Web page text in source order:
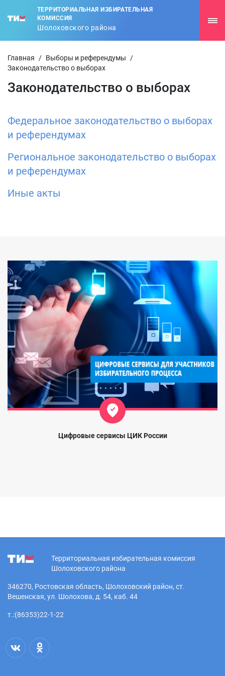
ТЕРРИТОРИАЛЬНАЯ ИЗБИРАТЕЛЬНАЯ
КОМИССИЯ
Шолоховского района
Главная / Выборы и референдумы
/
Законодательство о выборах
Законодательство о выборах
Федеральное законодательство о выборах
и референдумах
Региональное законодательство о выборах
и референдумах
Иные акты
Цифровые сервисы ЦИК России
Территориальная избирательная комиссия
Шолоховского района
346270, Ростовская область, Шолоховский район, ст.
Вешенская, ул. Шолохова, д. 54, каб. 44
т.:(86353)22-1-22